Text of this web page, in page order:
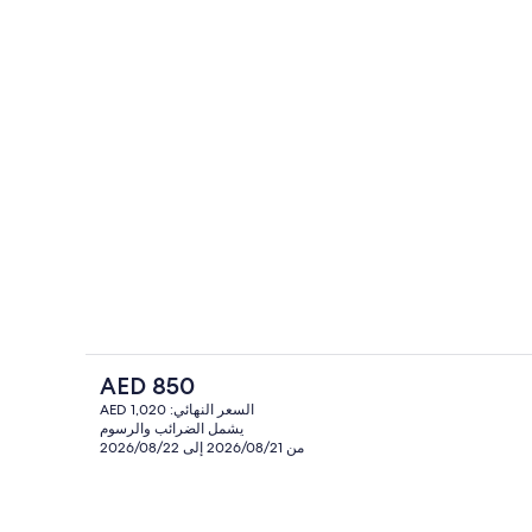
عازلة للصوت وواي فاي مجانًا وملاءات أسرّةفطور أوروبي يوميًا مقابل رسوم
السعر
الحالي
هو
AED
AED 850
السعر النهائي: AED 1,020
يشمل الضرائب والرسوم
من 2026/08/21 إلى 2026/08/22